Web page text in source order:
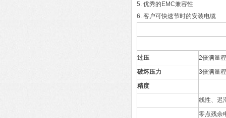
5. 优秀的EMC兼容性
6. 客户可快速节时的安装电缆
过压 2倍满量程
破坏压力
3倍满量程
精度
线性、迟
零点残余